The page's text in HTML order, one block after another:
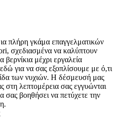
πλήρη γκάμα επαγγελματικών
σχεδιασμένα να καλύπτουν
μέχρι εργαλεία
για να σας εξοπλίσουμε με ό,τι
των νυχιών. Η δέσμευσή μας
στη λεπτομέρεια σας εγγυώνται
σας βοηθήσει να πετύχετε την